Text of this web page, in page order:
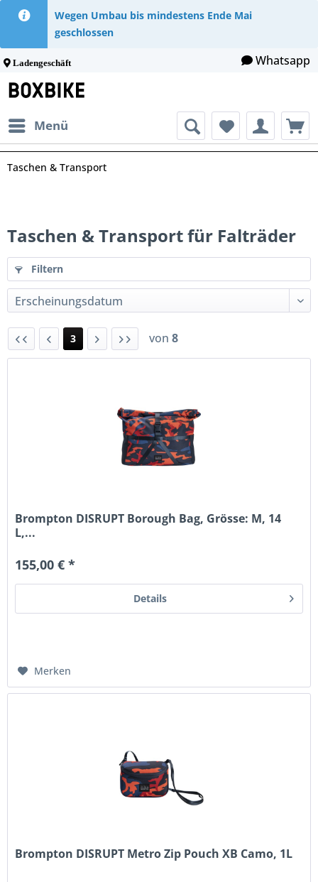
Wegen Umbau bis mindestens Ende Mai
geschlossen
Ladengeschäft Whatsapp
Menü
Taschen & Transport
Taschen & Transport für Falträder
Filtern
3 von 8
Brompton DISRUPT Borough Bag, Grösse: M, 14
L,...
155,00 € *
Details
Merken
Brompton DISRUPT Metro Zip Pouch XB Camo, 1L